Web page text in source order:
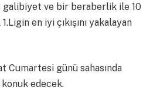
galibiyet ve bir beraberlik ile 10
en iyi çıkışını yakalayan
Cumartesi günü sahasında
konuk edecek.